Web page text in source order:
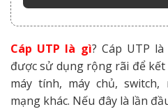
Cáp UTP là gì? Cáp UTP
được sử dụng rộng rãi để
máy tính, máy chủ,
mạng khác. Nếu đây là lần